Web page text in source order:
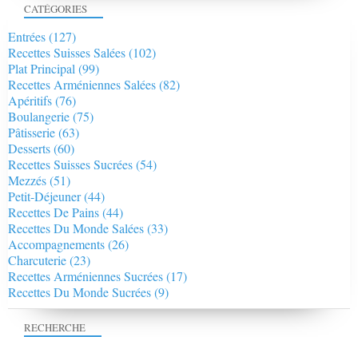
RECHERCHE
CATÉGORIES
Entrées(127)
Recettes Suisses Salées(102)
Plat Principal (99)
Recettes Arméniennes Salées(82)
Apéritifs(76)
Boulangerie(75)
Pâtisserie(63)
Desserts(60)
Recettes Suisses Sucrées(54)
Mezzés(51)
Petit-Déjeuner(44)
Recettes De Pains(44)
Recettes Du Monde Salées(33)
Accompagnements(26)
Charcuterie(23)
Recettes Arméniennes Sucrées(17)
Recettes Du Monde Sucrées(9)